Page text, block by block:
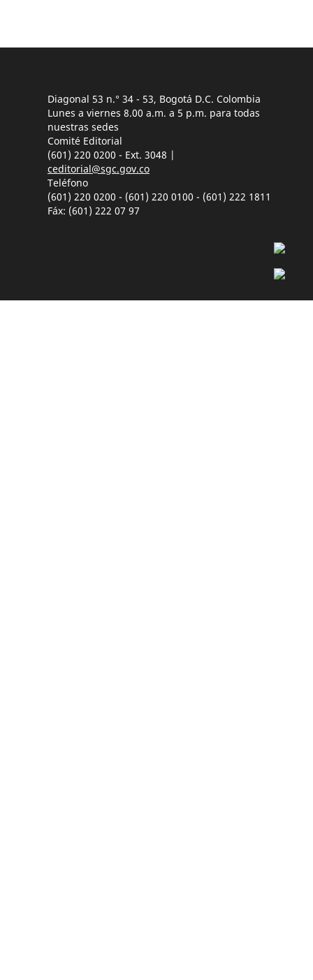
Diagonal 53 n.° 34 - 53, Bogotá D.C. Colombia
Lunes a viernes 8.00 a.m. a 5 p.m. para todas
nuestras sedes
Comité Editorial
(601) 220 0200 - Ext. 3048 |
ceditorial@sgc.gov.co
Teléfono
(601) 220 0200 - (601) 220 0100 - (601) 222 1811
Fáx: (601) 222 07 97